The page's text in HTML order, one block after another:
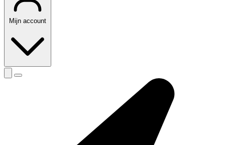
Mijn account